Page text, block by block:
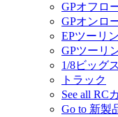
GPオフロ
GPオンロ
EPツーリ
GPツーリ
1/8ビッグ
トラック
See all RC
Go to 新製